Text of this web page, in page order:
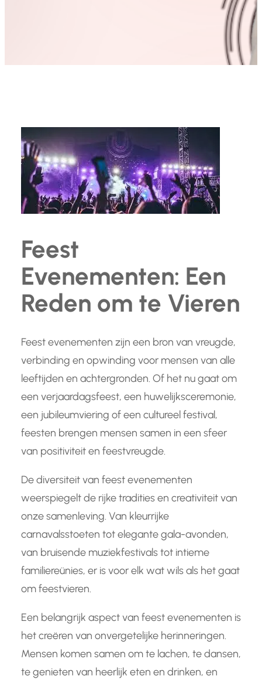
Feest
Evenementen: Een
Reden om te Vieren
Feest evenementen zijn een bron van vreugde,
verbinding en opwinding voor mensen van alle
leeftijden en achtergronden. Of het nu gaat om
een verjaardagsfeest, een huwelijksceremonie,
een jubileumviering of een cultureel festival,
feesten brengen mensen samen in een sfeer
van positiviteit en feestvreugde.
De diversiteit van feest evenementen
weerspiegelt de rijke tradities en creativiteit van
onze samenleving. Van kleurrijke
carnavalsstoeten tot elegante gala-avonden,
van bruisende muziekfestivals tot intieme
familiereünies, er is voor elk wat wils als het gaat
om feestvieren.
Een belangrijk aspect van feest evenementen is
het creëren van onvergetelijke herinneringen.
Mensen komen samen om te lachen, te dansen,
te genieten van heerlijk eten en drinken, en